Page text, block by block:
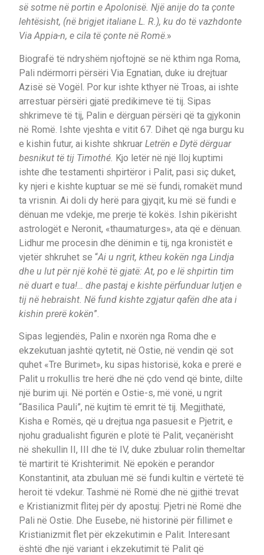
së sotme në portin e Apolonisë. Një anije do ta çonte
lehtësisht, (në brigjet italiane L. R.), ku do të vazhdonte
Via Appia-n, e cila të çonte në Romë.»
Biografë të ndryshëm njoftojnë se në kthim nga Roma,
Pali ndërmorri përsëri Via Egnatian, duke iu drejtuar
Azisë së Vogël. Por kur ishte kthyer në Troas, ai ishte
arrestuar përsëri gjatë predikimeve të tij. Sipas
shkrimeve të tij, Palin e dërguan përsëri që ta gjykonin
në Romë. Ishte vjeshta e vitit 67. Dihet që nga burgu ku
e kishin futur, ai kishte shkruar Letrën e Dytë dërguar
besnikut të tij Timothé. Kjo letër në një lloj kuptimi
ishte dhe testamenti shpirtëror i Palit, pasi siç duket,
ky njeri e kishte kuptuar se më së fundi, romakët mund
ta vrisnin. Ai doli dy herë para gjyqit, ku më së fundi e
dënuan me vdekje, me prerje të kokës. Ishin pikërisht
astrologët e Neronit, «thaumaturges», ata që e dënuan.
Lidhur me procesin dhe dënimin e tij, nga kronistët e
vjetër shkruhet se “Ai u ngrit, ktheu kokën nga Lindja
dhe u lut për një kohë të gjatë: At, po e lë shpirtin tim
në duart e tua!… dhe pastaj e kishte përfunduar lutjen e
tij në hebraisht. Në fund kishte zgjatur qafën dhe ata i
kishin prerë kokën”.
Sipas legjendës, Palin e nxorën nga Roma dhe e
ekzekutuan jashtë qytetit, në Ostie, në vendin që sot
quhet «Tre Burimet», ku sipas historisë, koka e prerë e
Palit u rrokullis tre herë dhe në çdo vend që binte, dilte
një burim uji. Në portën e Ostie-s, më vonë, u ngrit
“Basilica Pauli”, në kujtim të emrit të tij. Megjithatë,
Kisha e Romës, që u drejtua nga pasuesit e Pjetrit, e
njohu gradualisht figurën e plotë të Palit, veçanërisht
në shekullin II, III dhe të IV, duke zbuluar rolin themeltar
të martirit të Krishterimit. Në epokën e perandor
Konstantinit, ata zbuluan më së fundi kultin e vërtetë të
heroit të vdekur. Tashmë në Romë dhe në gjithë trevat
e Kristianizmit flitej për dy apostuj: Pjetri në Romë dhe
Pali në Ostie. Dhe Eusebe, në historinë për fillimet e
Kristianizmit flet për ekzekutimin e Palit. Interesant
është dhe një variant i ekzekutimit të Palit që